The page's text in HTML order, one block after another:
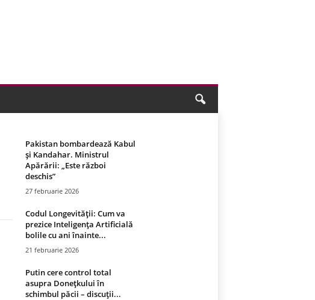
Pakistan bombardează Kabul
și Kandahar. Ministrul
Apărării: „Este război
deschis”
27 februarie 2026
Codul Longevității: Cum va
prezice Inteligența Artificială
bolile cu ani înainte...
21 februarie 2026
Putin cere control total
asupra Donețkului în
schimbul păcii – discuții...